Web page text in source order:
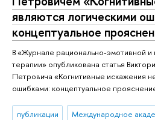
являются логическими
концептуальное
В «Журнале рационально-эмотивной и
терапии» опубликована статья
Петровича «Когнитивные искажения
ошибками: концептуальное
публикации Международное